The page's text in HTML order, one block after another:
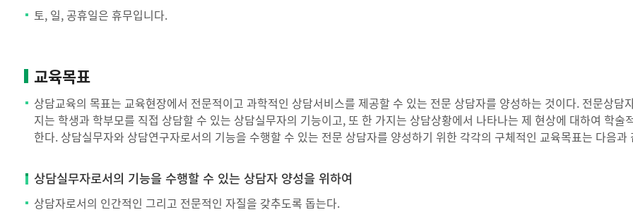
인공지능(AI)융합교육전공
토, 일, 공휴일은 휴무입니다.
교육목표
상담교육의 목표는 교육현장에서 전문적이고 과학적인 상담서비스를 제공할 수 있는 전문 상담자를 양성하는 것이다. 전문상
지는 학생과 학부모를 직접 상담할 수 있는 상담실무자의 기능이고, 또 한 가지는 상담상황에서 나타나는 제 현상에 대하여 학
한다. 상담실무자와 상담연구자로서의 기능을 수행할 수 있는 전문 상담자를 양성하기 위한 각각의 구체적인 교육목표는 다음과
상담실무자로서의 기능을 수행할 수 있는 상담자 양성을 위하여
상담자로서의 인간적인 그리고 전문적인 자질을 갖추도록 돕는다.